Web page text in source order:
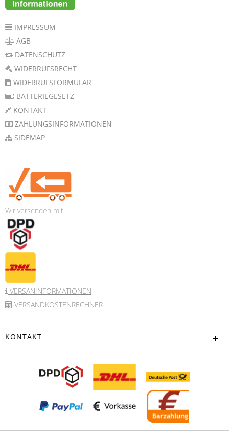
IMPRESSUM
AGB
DATENSCHUTZ
WIDERRUFSRECHT
WIDERRUFSFORMULAR
BATTERIEGESETZ
KONTAKT
ZAHLUNGSINFORMATIONEN
SIDEMAP
Wir versenden mit
VERSANINFORMATIONEN
VERSANDKOSTENRECHNER
KONTAKT